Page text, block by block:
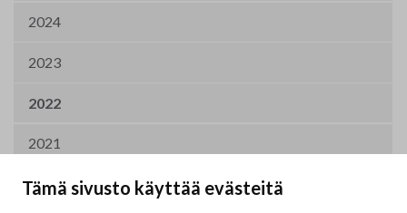
Tämä sivusto käyttää evästeitä
2024
2023
2022
2021
2020